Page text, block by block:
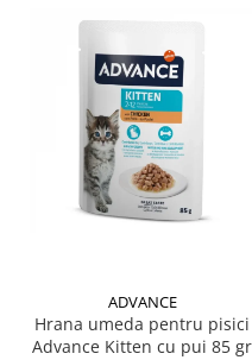
ADVANCE
Hrana umeda pentru pisici
Advance Kitten cu pui 85 gr